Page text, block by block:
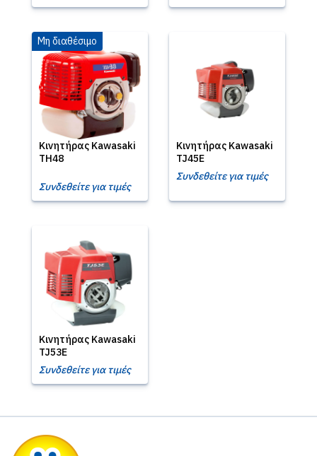
Κινητήρας Kawasaki
TH48
Μη διαθέσιμο
Συνδεθείτε για τιμές
Κινητήρας Kawasaki
TJ45E
Συνδεθείτε για τιμές
Κινητήρας Kawasaki
TJ53E
Συνδεθείτε για τιμές